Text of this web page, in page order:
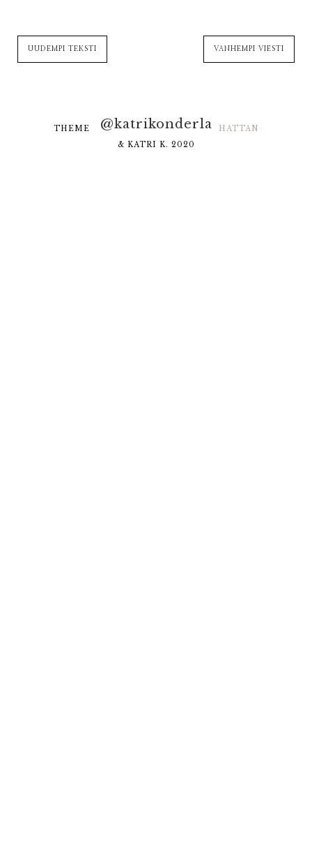
UUDEMPI TEKSTI VANHEMPI VIESTI
@katrikonderla
THEME DESIGNED BYHELLO MANHATTAN
& KATRI K. 2020